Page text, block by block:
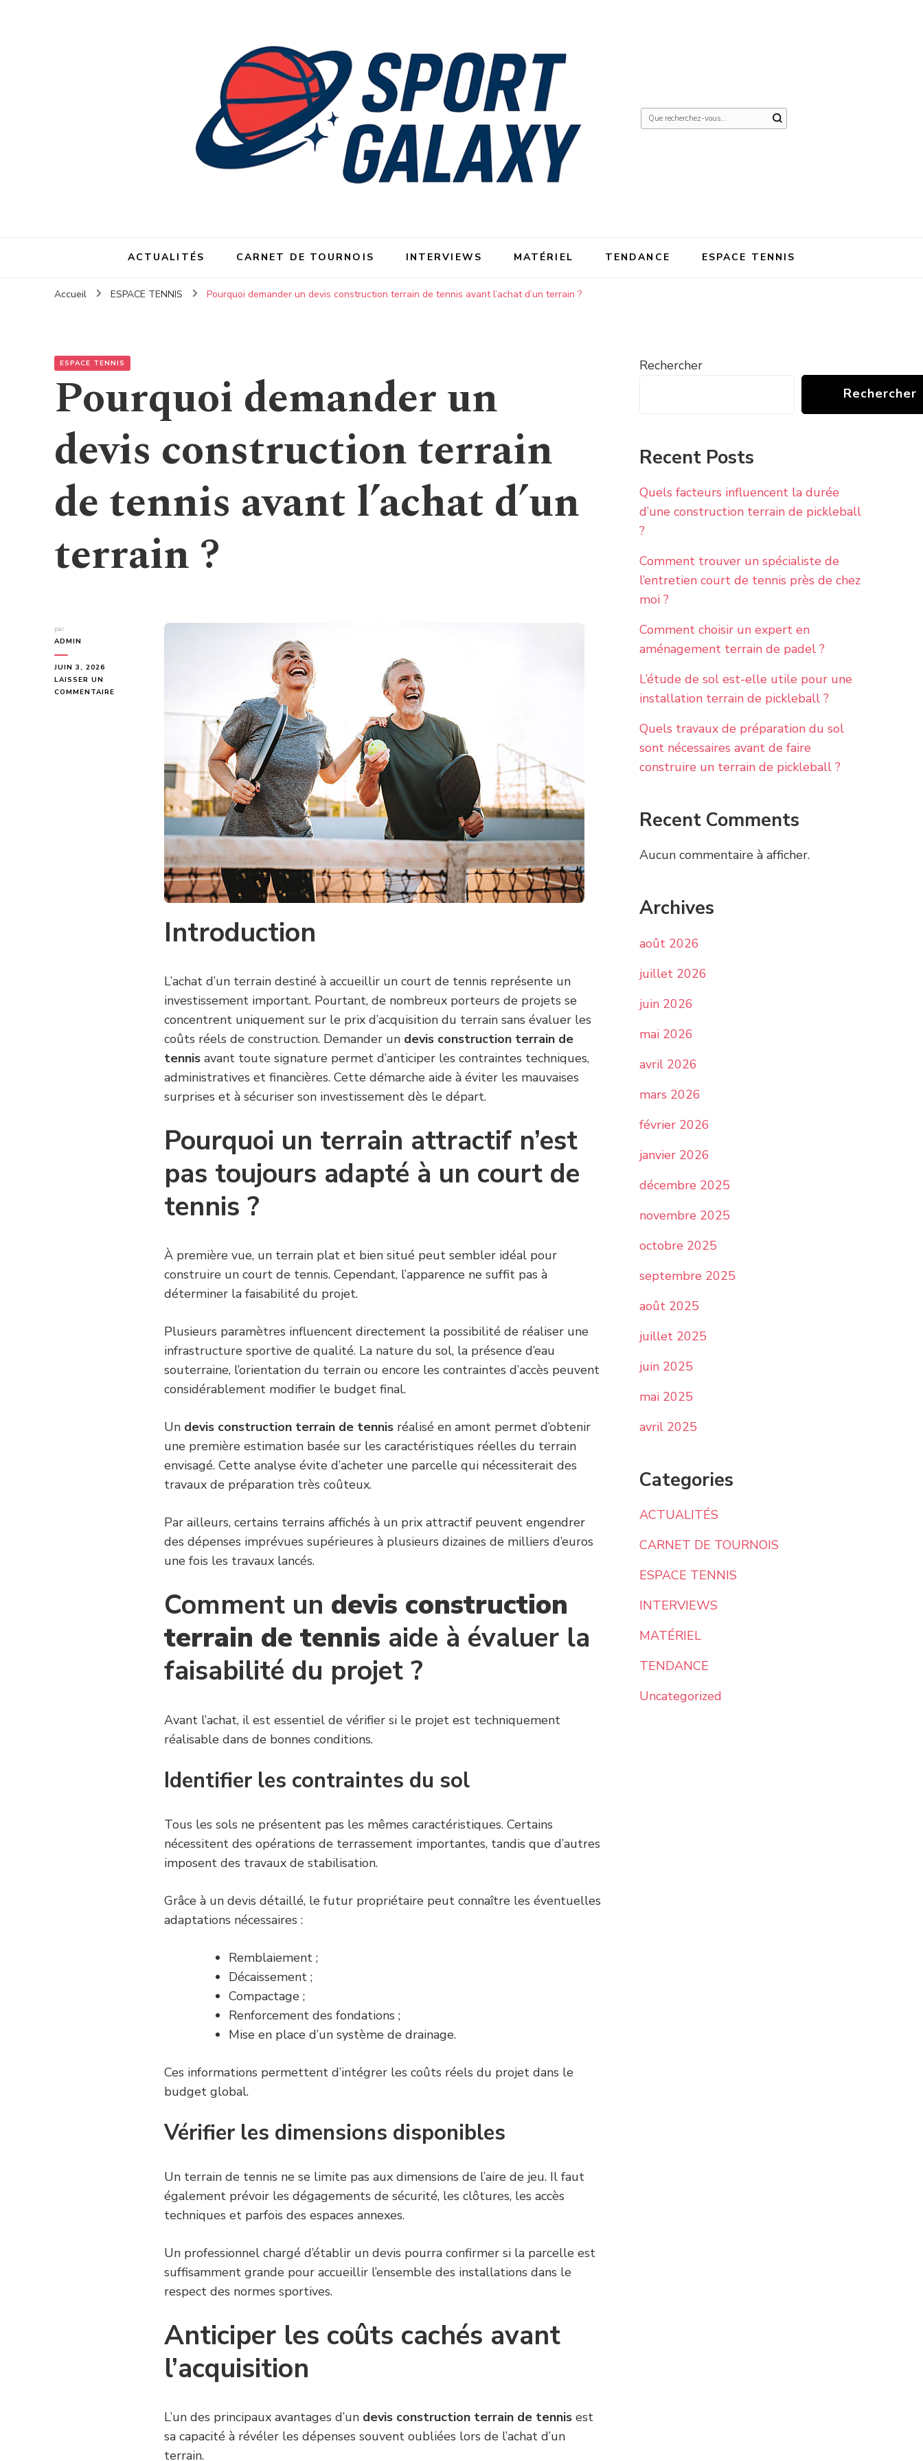
Vous
ACTUALITÉS CARNET DE TOURNOIS INTERVIEWS MATÉRIEL TENDANCE ESPACE TENNIS
Accueil ESPACE TENNIS Pourquoi demander un devis construction terrain de tennis avant l’achat d’un terrain ?
ESPACE TENNIS
Pourquoi demander un
devis construction terrain
de tennis avant l’achat d’un
terrain ?
par
ADMIN
JUIN 3, 2026
LAISSER UN
COMMENTAIRE
Introduction
L’achat d’un terrain destiné à accueillir un court de tennis représente un
investissement important. Pourtant, de nombreux porteurs de projets se
concentrent uniquement sur le prix d’acquisition du terrain sans évaluer les
coûts réels de construction. Demander un devis construction terrain de
tennis avant toute signature permet d’anticiper les contraintes techniques,
administratives et financières. Cette démarche aide à éviter les mauvaises
surprises et à sécuriser son investissement dès le départ.
Pourquoi un terrain attractif n’est
pas toujours adapté à un court de
tennis ?
À première vue, un terrain plat et bien situé peut sembler idéal pour
construire un court de tennis. Cependant, l’apparence ne suffit pas à
déterminer la faisabilité du projet.
Plusieurs paramètres influencent directement la possibilité de réaliser une
infrastructure sportive de qualité. La nature du sol, la présence d’eau
souterraine, l’orientation du terrain ou encore les contraintes d’accès peuvent
considérablement modifier le budget final.
Un devis construction terrain de tennis réalisé en amont permet d’obtenir
une première estimation basée sur les caractéristiques réelles du terrain
envisagé. Cette analyse évite d’acheter une parcelle qui nécessiterait des
travaux de préparation très coûteux.
Par ailleurs, certains terrains affichés à un prix attractif peuvent engendrer
des dépenses imprévues supérieures à plusieurs dizaines de milliers d’euros
une fois les travaux lancés.
Comment un devis construction
terrain de tennis aide à évaluer la
faisabilité du projet ?
Avant l’achat, il est essentiel de vérifier si le projet est techniquement
réalisable dans de bonnes conditions.
Identifier les contraintes du sol
Tous les sols ne présentent pas les mêmes caractéristiques. Certains
nécessitent des opérations de terrassement importantes, tandis que d’autres
imposent des travaux de stabilisation.
Grâce à un devis détaillé, le futur propriétaire peut connaître les éventuelles
adaptations nécessaires :
Remblaiement ;
Décaissement ;
Compactage ;
Renforcement des fondations ;
Mise en place d’un système de drainage.
Ces informations permettent d’intégrer les coûts réels du projet dans le
budget global.
Vérifier les dimensions disponibles
Un terrain de tennis ne se limite pas aux dimensions de l’aire de jeu. Il faut
également prévoir les dégagements de sécurité, les clôtures, les accès
techniques et parfois des espaces annexes.
Un professionnel chargé d’établir un devis pourra confirmer si la parcelle est
suffisamment grande pour accueillir l’ensemble des installations dans le
respect des normes sportives.
Anticiper les coûts cachés avant
l’acquisition
L’un des principaux avantages d’un devis construction terrain de tennis est
sa capacité à révéler les dépenses souvent oubliées lors de l’achat d’un
terrain.
Rechercher
Rechercher
Recent Posts
Quels facteurs influencent la durée
d’une construction terrain de pickleball
?
Comment trouver un spécialiste de
l’entretien court de tennis près de chez
moi ?
Comment choisir un expert en
aménagement terrain de padel ?
L’étude de sol est-elle utile pour une
installation terrain de pickleball ?
Quels travaux de préparation du sol
sont nécessaires avant de faire
construire un terrain de pickleball ?
Recent Comments
Aucun commentaire à afficher.
Archives
août 2026
juillet 2026
juin 2026
mai 2026
avril 2026
mars 2026
février 2026
janvier 2026
décembre 2025
novembre 2025
octobre 2025
septembre 2025
août 2025
juillet 2025
juin 2025
mai 2025
avril 2025
Categories
ACTUALITÉS
CARNET DE TOURNOIS
ESPACE TENNIS
INTERVIEWS
MATÉRIEL
TENDANCE
Uncategorized